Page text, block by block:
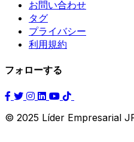
お問い合わせ
タグ
プライバシー
利用規約
フォローする
© 2025 Líder Empresarial